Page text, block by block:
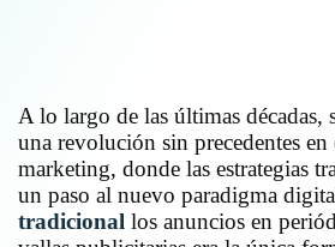
A lo largo de las últimas décadas,
una revolución sin precedentes
marketing, donde las estrategias
un paso al nuevo paradigma
tradicional los anuncios en